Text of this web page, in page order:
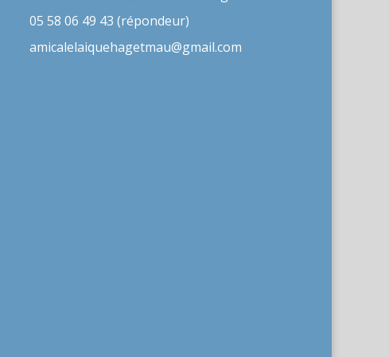
05 58 06 49 43 (répondeur)
amicalelaiquehagetmau@gmail.com